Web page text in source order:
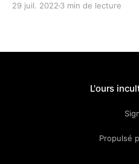
au rythme d'un tome tous
29 juil. 2022 3 min de lecture
L'ours
Propulsé